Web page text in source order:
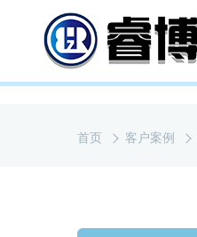
首页 客户案例